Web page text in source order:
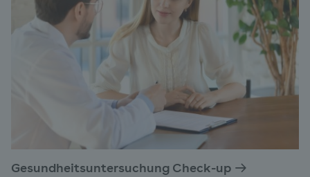
Gesundheitsuntersuchung Check-up